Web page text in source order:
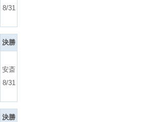
8/31
決勝
安斎
8/31
決勝